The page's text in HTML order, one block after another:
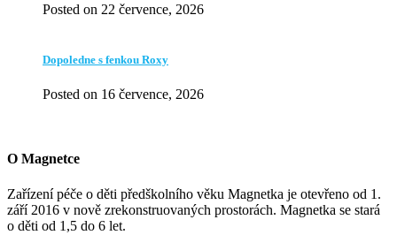
Posted on 22 července, 2026
Dopoledne s fenkou Roxy
Posted on 16 července, 2026
O Magnetce
Zařízení péče o děti předškolního věku Magnetka je otevřeno od 1.
září 2016 v nově zrekonstruovaných prostorách. Magnetka se stará
o děti od 1,5 do 6 let.